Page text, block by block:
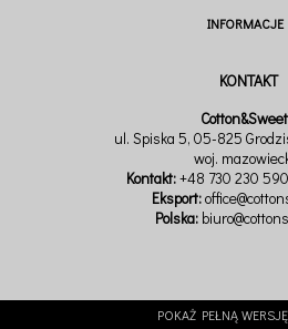
INFORMACJE
ul. Spiska 5, 05-825
woj.
Kontakt:+48 730 230 590
Eksport:
Polska:
POKAŻ PEŁNĄ